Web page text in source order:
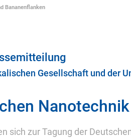
Bananenflanken
Gesellschaft und der
sich zur Tagung der